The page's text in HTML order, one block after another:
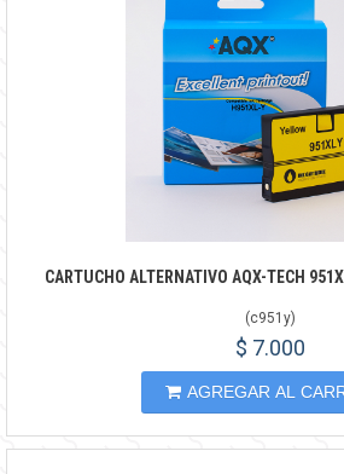
CARTUCHO ALTERNATIVO AQX-TECH
(c951y)
$ 7.000
AGREGAR AL